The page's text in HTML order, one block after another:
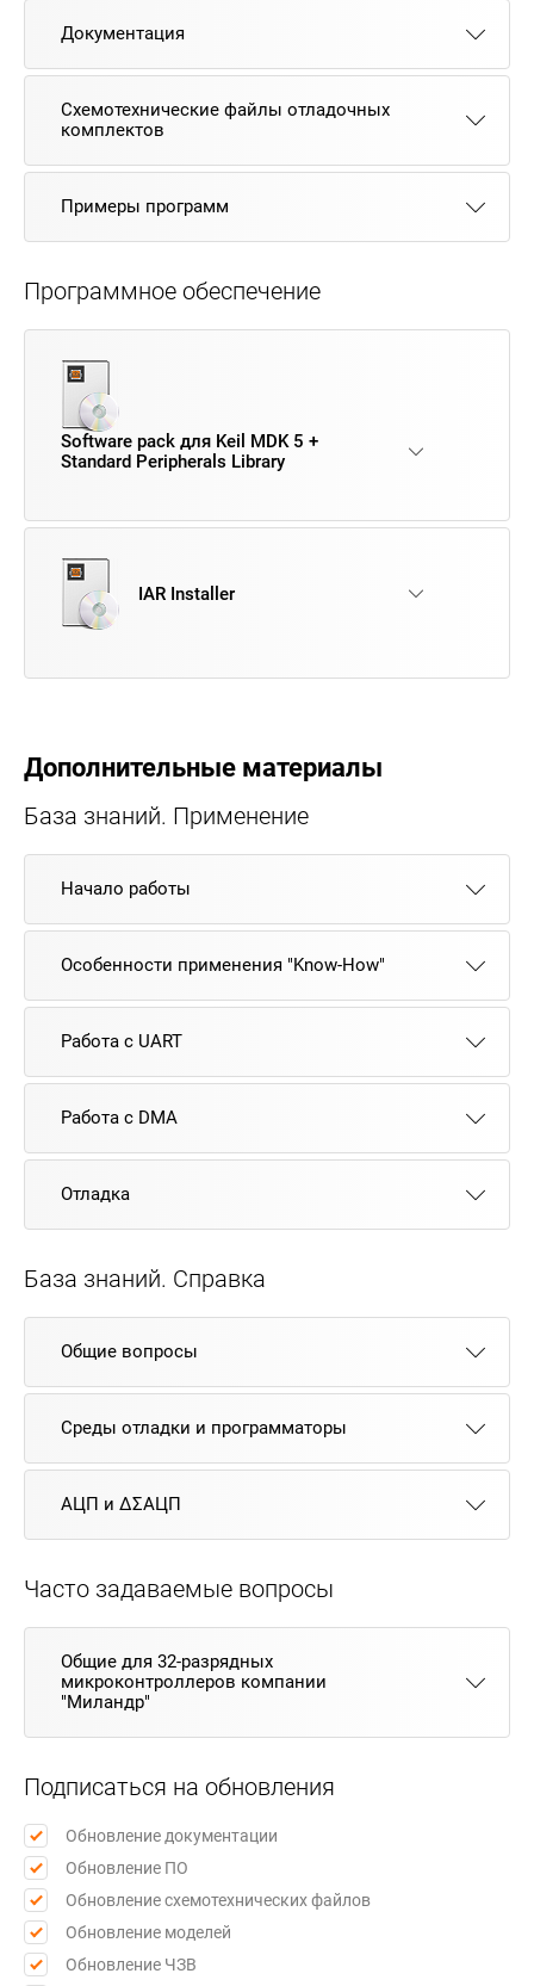
Документация
Схемотехнические файлы отладочных
комплектов
Примеры программ
Программное обеспечение
Software pack для Keil MDK 5 +
Standard Peripherals Library
IAR Installer
Дополнительные материалы
База знаний. Применение
Начало работы
Особенности применения "Know-How"
Работа с UART
Работа с DMA
Отладка
База знаний. Справка
Общие вопросы
Среды отладки и программаторы
АЦП и ΔΣАЦП
Часто задаваемые вопросы
Общие для 32-разрядных
микроконтроллеров компании
"Миландр"
Подписаться на обновления
Обновление документации
Обновление ПО
Обновление схемотехнических файлов
Обновление моделей
Обновление ЧЗВ